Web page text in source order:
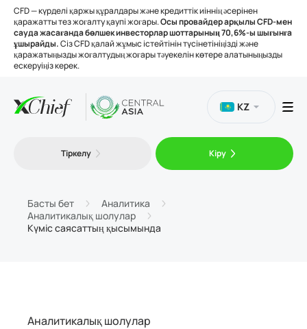
CFD — күрделі қаржы құралдары және кредиттік иіннің әсерінен
қаражатты тез жоғалту қаупі жоғары.Осы провайдер арқылы CFD-мен
сауда жасағанда бөлшек инвесторлар шоттарының 70,6%-ы шығынға
ұшырайды.Сіз CFD қалай жұмыс істейтінін түсінетініңізді және
қаражатыңызды жоғалтудың жоғары тәуекелін көтере алатыныңызды
ескеруіңіз керек.
Құралдар
KZ
Тіркелу Кіру
Басты бет
Аналитика
Аналитикалық шолулар
Күміс саясаттың қысымында
Аналитикалық шолулар